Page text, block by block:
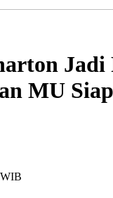
Jadi
MU